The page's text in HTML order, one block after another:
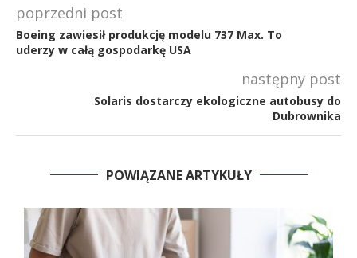
poprzedni post
Boeing zawiesił produkcję modelu 737 Max. To
uderzy w całą gospodarkę USA
następny post
Solaris dostarczy ekologiczne autobusy do
Dubrownika
POWIĄZANE ARTYKUŁY